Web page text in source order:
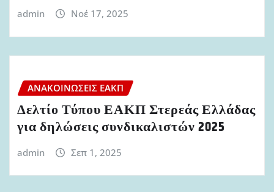
admin Νοέ 17, 2025
ΑΝΑΚΟΙΝΏΣΕΙΣ ΕΑΚΠ
Δελτίο Τύπου ΕΑΚΠ Στερεάς Ελλάδας
για δηλώσεις συνδικαλιστών 2025
admin Σεπ 1, 2025